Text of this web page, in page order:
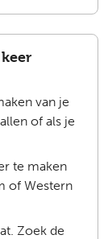
van je
of als je
te maken
of Western
Zoek de